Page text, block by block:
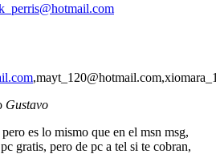
,mayt_120@hotmail.com,
Gustavo
es lo mismo que en el msn msg,
gratis, pero de pc a tel si te cobran,